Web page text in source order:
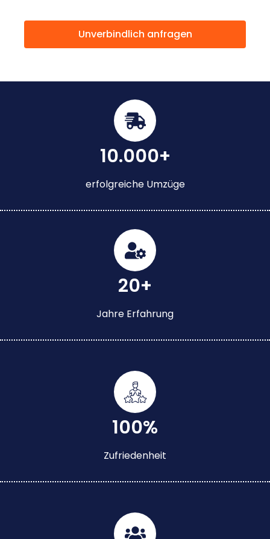
Unverbindlich anfragen
10.000+
erfolgreiche Umzüge
20+
Jahre Erfahrung
100%
Zufriedenheit